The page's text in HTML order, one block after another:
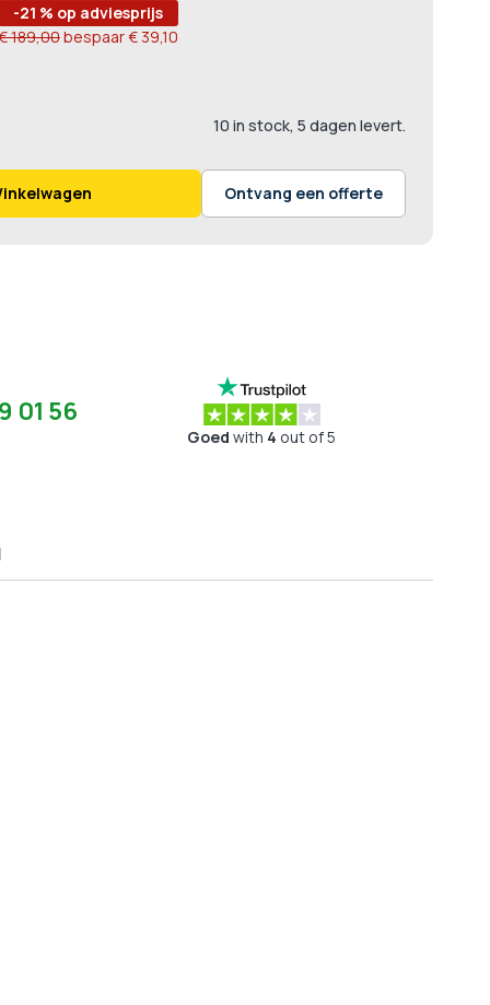
-21 % op adviesprijs
189,00bespaar€ 39,10
10 in stock, 5 dagen levert.
Ontvang een offerte
01 56
Goed with 4 out of 5